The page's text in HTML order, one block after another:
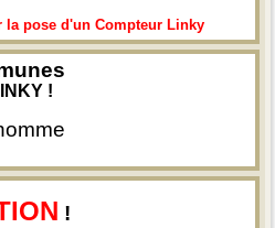
la pose d'un Compteur Linky
!
!